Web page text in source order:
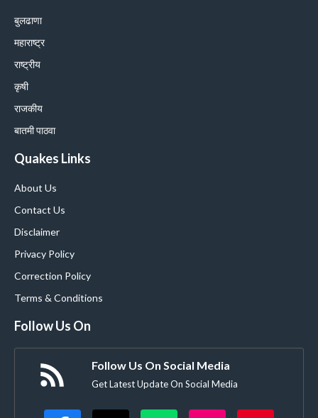
बुलढाणा
महाराष्ट्र
राष्ट्रीय
कृषी
राजकीय
बातमी पाठवा
Quakes Links
About Us
Contact Us
Disclaimer
Privacy Policy
Correction Policy
Terms & Conditions
Follow Us On
Follow Us On Social Media
Get Latest Update On Social Media